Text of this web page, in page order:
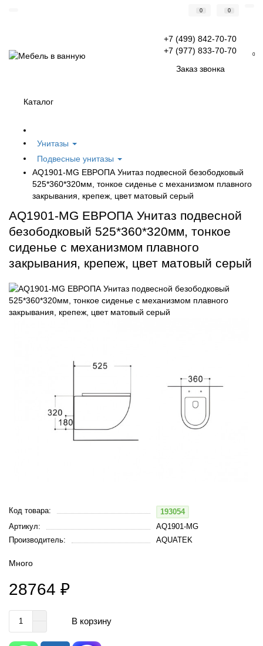
0 0
+7 (499) 842-70-70
+7 (977) 833-70-70
Заказ звонка
0
Каталог
Унитазы
Подвесные унитазы
AQ1901-MG ЕВРОПА Унитаз подвесной безободковый
525*360*320мм, тонкое сиденье с механизмом плавного
закрывания, крепеж, цвет матовый серый
AQ1901-MG ЕВРОПА Унитаз подвесной
безободковый 525*360*320мм, тонкое
сиденье с механизмом плавного
закрывания, крепеж, цвет матовый серый
Код товара:
193054
Артикул:
AQ1901-MG
Производитель:
AQUATEK
Много
28764 ₽
В корзину